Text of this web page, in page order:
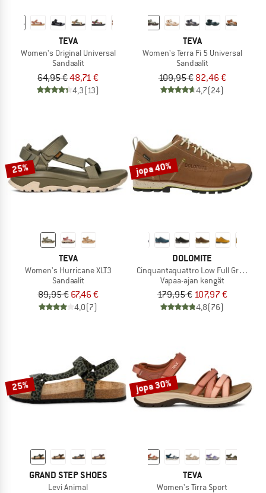
TEVA
Women's Original Universal
Sandaalit
64,95 €48,71 €
4,3(13)
TEVA
Women's Terra Fi 5 Universal
Sandaalit
109,95 € 82,46 €
4,7(24)
25%
TEVA
Women's Hurricane XLT3
Sandaalit
89,95 € 67,46 €
4,0(7)
jopa 40%
DOLOMITE
Cinquantaquattro Low Full Grain
Vapaa-ajan kengät
179,95 € 107,97 €
4,8(76)
25%
GRAND STEP SHOES
Levi Animal
jopa 30%
TEVA
Women's Tirra Sport